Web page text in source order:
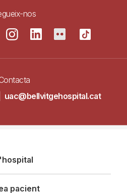
nos
uac@bellvitgehospital.cat
pacient